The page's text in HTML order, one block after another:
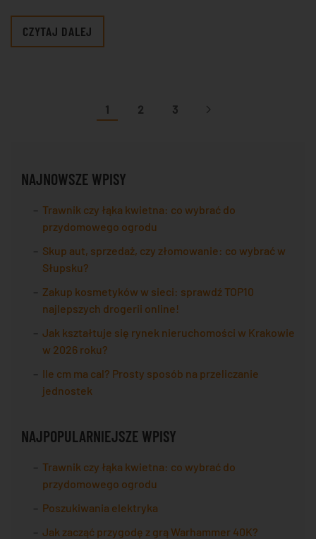
CZYTAJ DALEJ
1 2 3
NAJNOWSZE WPISY
Trawnik czy łąka kwietna: co wybrać do
przydomowego ogrodu
Skup aut, sprzedaż, czy złomowanie: co wybrać w
Słupsku?
Zakup kosmetyków w sieci: sprawdź TOP10
najlepszych drogerii online!
Jak kształtuje się rynek nieruchomości w Krakowie
w 2026 roku?
Ile cm ma cal? Prosty sposób na przeliczanie
jednostek
NAJPOPULARNIEJSZE WPISY
Trawnik czy łąka kwietna: co wybrać do
przydomowego ogrodu
Poszukiwania elektryka
Jak zacząć przygodę z grą Warhammer 40K?